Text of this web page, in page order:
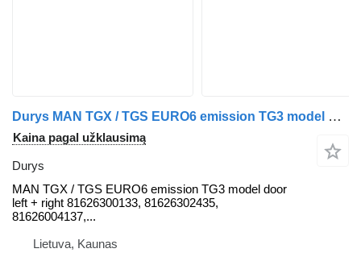
Durys MAN TGX / TGS EURO6 emission TG3 model door left + right 81626300133 MAN vilkiko MAN MAN TGX / TGS EURO6 emission TG3 model door left + right 81626300133, 81626302435, 81626004137, 81626004138, 81626100051, 81626100052, 81626306213, 81626306214, 81626410135, 81626410134, 81626450047, 81626450048, 81626106015, 81626106016, 81626805025, 81626805026, 81626305177, 81626305178
Kaina pagal užklausimą
Durys
MAN TGX / TGS EURO6 emission TG3 model door
left + right 81626300133, 81626302435,
81626004137,...
Lietuva, Kaunas